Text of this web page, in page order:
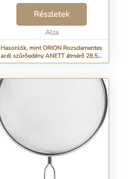
Részletek
Alza
Hasonlók, mint ORION Rozsdamentes
acél szűrőedény ANETT átmérő 28,5
cm